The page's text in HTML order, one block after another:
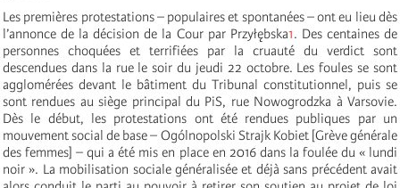
Les premières protestations – populaires et spontanées – ont eu lieu dès
l’annonce de la décision de la Cour par Przyłębska1. Des centaines de
personnes choquées et terrifiées par la cruauté du verdict sont
descendues dans la rue le soir du jeudi 22 octobre. Les foules se sont
agglomérées devant le bâtiment du Tribunal constitutionnel, puis se
sont rendues au siège principal du PiS, rue Nowogrodzka à Varsovie.
Dès le début, les protestations ont été rendues publiques par un
mouvement social de base – Ogólnopolski Strajk Kobiet [Grève générale
des femmes] – qui a été mis en place en 2016 dans la foulée du « lundi
noir ». La mobilisation sociale généralisée et déjà sans précédent avait